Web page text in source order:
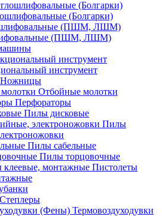
(Болгарки)
(ПШМ, ЛШМ)
инструмент
Ножницы
Отбойные молотки
Перфораторы
Пилы дисковые
Пилы
Пилы сабельные
Пилы торцовочные
Пистолеты
Степлеры
Термовоздуходувки